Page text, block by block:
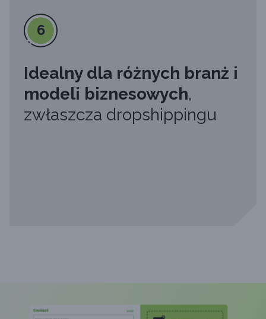
6
Idealny dla różnych branż i
modeli biznesowych,
zwłaszcza dropshippingu